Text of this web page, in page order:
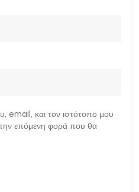
email, και τον ιστότοπο μου
επόμενη φορά που θα